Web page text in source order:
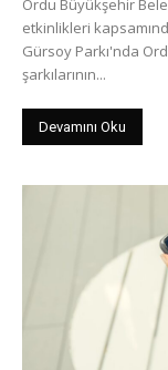
Ordu Büyükşehir
etkinlikleri
Gürsoy Parkı'nda
şarkılarının...
Devamını Oku